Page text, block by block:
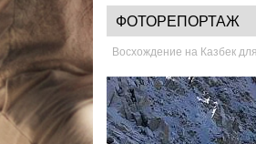
ФОТОРЕПОРТАЖ
Восхождение на Казбек